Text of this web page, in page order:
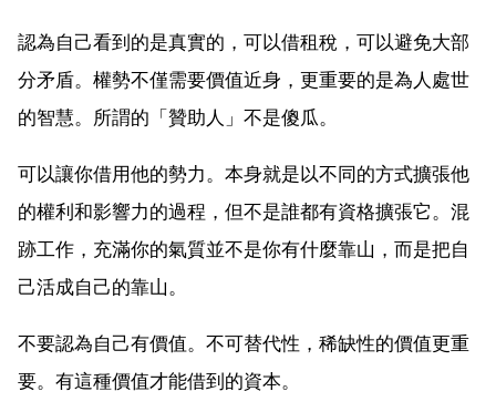
認為自己看到的是真實的，可以借租稅，可以避免大部
分矛盾。權勢不僅需要價值近身，更重要的是為人處世
的智慧。所謂的「贊助人」不是傻瓜。
可以讓你借用他的勢力。本身就是以不同的方式擴張他
的權利和影響力的過程，但不是誰都有資格擴張它。混
跡工作，充滿你的氣質並不是你有什麼靠山，而是把自
己活成自己的靠山。
不要認為自己有價值。不可替代性，稀缺性的價值更重
要。有這種價值才能借到的資本。